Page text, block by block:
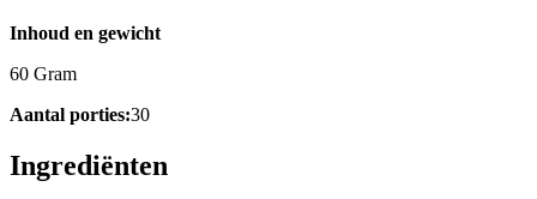
Inhoud en gewicht
60 Gram
Aantal porties:30
Ingrediënten